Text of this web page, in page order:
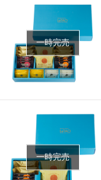
一時完売
一時完売